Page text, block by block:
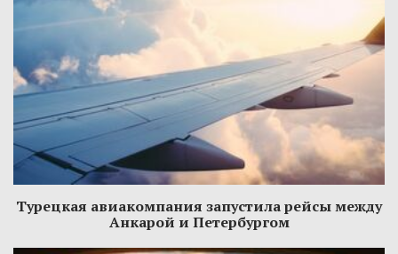
Турецкая авиакомпания запустила рейсы между
Анкарой и Петербургом